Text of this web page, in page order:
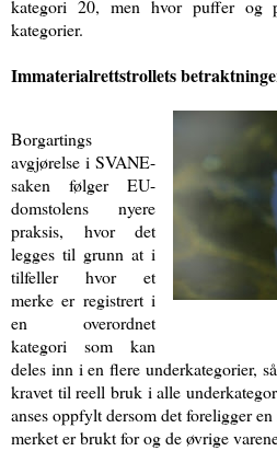
kategori 20, men hvor puffer og
kategorier.
Immaterialrettstrollets
Borgartings
avgjørelse i SVANE-
saken følger EU-
domstolens nyere
praksis, hvor det
legges til grunn at i
tilfeller hvor et
merke er registrert i
en overordnet
kategori som kan
deles inn i en flere underkategorier,
kravet til reell bruk i alle
anses oppfylt dersom det foreligger
merket er brukt for og de øvrige